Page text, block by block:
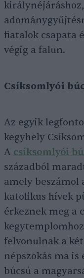
fiatalok csapata
végig a falun.
Csíksomlyói
Az egyik
kegyhely
A csíksomlyói
századból
amely beszámol
katolikus hívek
érkeznek meg a
felvonulnak a
népszokás ma is
búcsú a